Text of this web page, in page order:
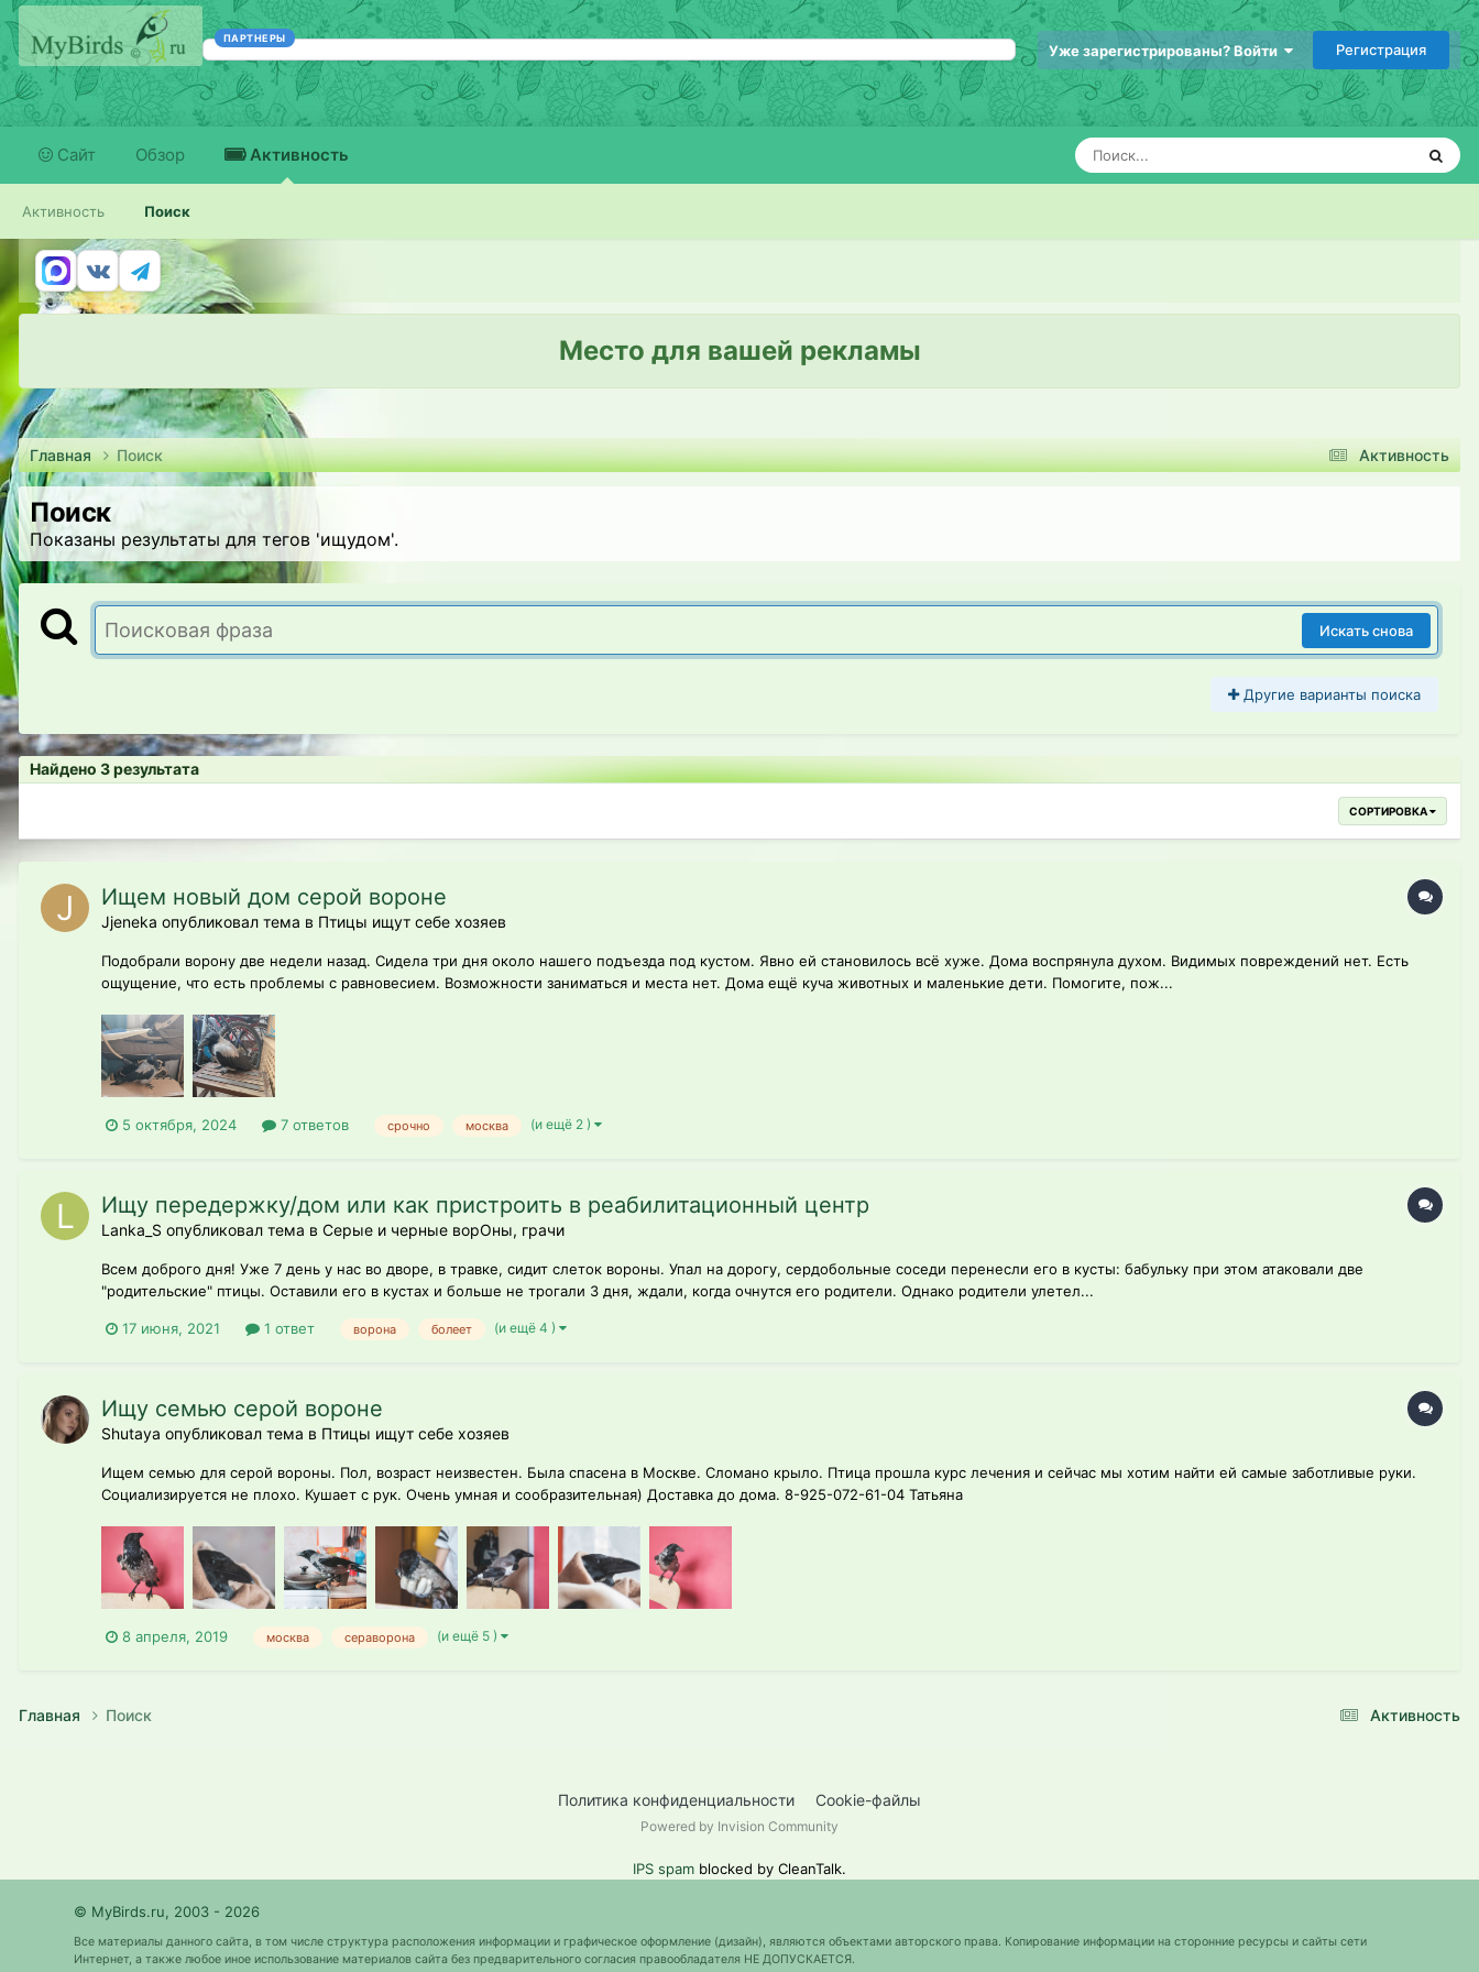
ПАРТНЕРЫ
Уже зарегистрированы? Войти Регистрация
Сайт Обзор Активность
Активность Поиск
Место для вашей рекламы
Активность
Главная Поиск
Поиск
Показаны результаты для тегов 'ищудом'.
Искать снова
Другие варианты поиска
Найдено 3 результата
СОРТИРОВКА
Ищем новый дом серой вороне
Jjeneka опубликовал тема в Птицы ищут себе хозяев
Подобрали ворону две недели назад. Сидела три дня около нашего подъезда под кустом. Явно ей становилось всё хуже. Дома воспрянула духом. Видимых повреждений нет. Есть
ощущение, что есть проблемы с равновесием. Возможности заниматься и места нет. Дома ещё куча животных и маленькие дети. Помогите, пож...
5 октября, 2024 7 ответов срочно москва (и ещё 2 )
Ищу передержку/дом или как пристроить в реабилитационный центр
Lanka_S опубликовал тема в Серые и черные ворОны, грачи
Всем доброго дня! Уже 7 день у нас во дворе, в травке, сидит слеток вороны. Упал на дорогу, сердобольные соседи перенесли его в кусты: бабульку при этом атаковали две
"родительские" птицы. Оставили его в кустах и больше не трогали 3 дня, ждали, когда очнутся его родители. Однако родители улетел...
17 июня, 2021 1 ответ ворона болеет (и ещё 4 )
Ищу семью серой вороне
Shutaya опубликовал тема в Птицы ищут себе хозяев
Ищем семью для серой вороны. Пол, возраст неизвестен. Была спасена в Москве. Сломано крыло. Птица прошла курс лечения и сейчас мы хотим найти ей самые заботливые руки.
Социализируется не плохо. Кушает с рук. Очень умная и сообразительная) Доставка до дома. 8-925-072-61-04 Татьяна
8 апреля, 2019 москва сераворона (и ещё 5 )
Активность
Главная Поиск
Политика конфиденциальности Cookie-файлы
Powered by Invision Community
IPS spam blocked by CleanTalk.
© MyBirds.ru, 2003 - 2026
Все материалы данного сайта, в том числе структура расположения информации и графическое оформление (дизайн), являются объектами авторского права. Копирование информации на сторонние ресурсы и сайты сети
Интернет, а также любое иное использование материалов сайта без предварительного согласия правообладателя НЕ ДОПУСКАЕТСЯ.